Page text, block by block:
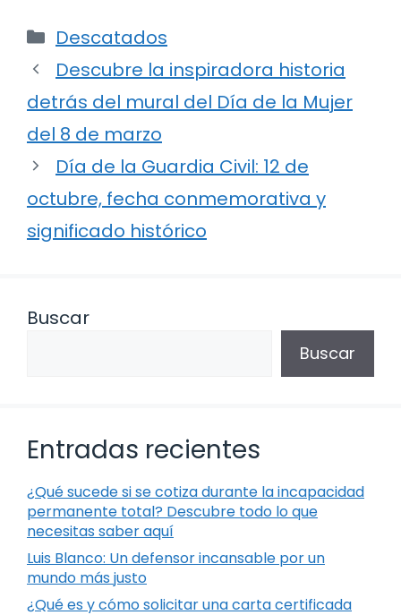
Categorías
Descatados
Descubre la inspiradora historia
detrás del mural del Día de la Mujer
del 8 de marzo
Día de la Guardia Civil: 12 de
octubre, fecha conmemorativa y
significado histórico
Buscar
Buscar
Entradas recientes
¿Qué sucede si se cotiza durante la incapacidad
permanente total? Descubre todo lo que
necesitas saber aquí
Luis Blanco: Un defensor incansable por un
mundo más justo
¿Qué es y cómo solicitar una carta certificada